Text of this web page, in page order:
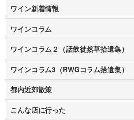
ワイン新着情報
ワインコラム
ワインコラム２（話飲徒然草拾遺集）
ワインコラム3（RWGコラム拾遺集）
都内近郊散策
こんな店に行った